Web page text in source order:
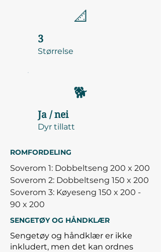
📐
3
Størrelse
🐕
Ja / nei
Dyr tillatt
ROMFORDELING
Soverom 1: Dobbeltseng 200 x 200
Soverom 2: Dobbeltseng 150 x 200
Soverom 3: Køyeseng 150 x 200 -
90 x 200
SENGETØY OG HÅNDKLÆR
Sengetøy og håndklær er ikke
inkludert, men det kan ordnes